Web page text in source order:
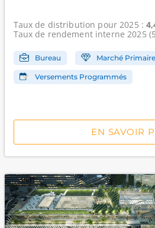
Taux de distribution pour 2025 :
Taux de rendement interne2025
Bureau Marché Primaire
Versements Programmés
EN SAVOIR